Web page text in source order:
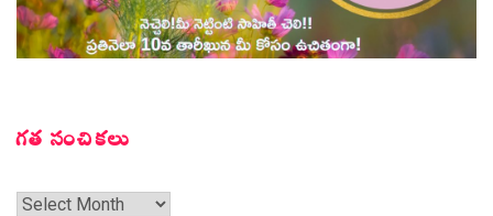
గత సంచికలు
గత